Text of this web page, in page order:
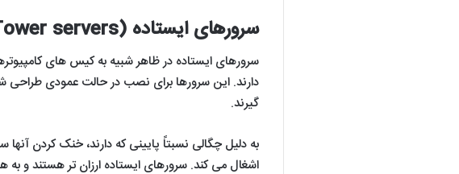
سرورهای ایستاده (Tower servers)
سرورهای ایستاده در ظاهر شبیه به کیس های
دارند. این سرورها برای نصب در حالت عمودی
گیرند.
به دلیل چگالی نسبتاً پایینی که دارند، خنک کردن
اشغال می کند. سرورهای ایستاده ارزان تر هستند و